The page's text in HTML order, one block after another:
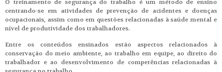
O treinamento de segurança do trabalho é um método de ensino
centrando-se em atividades de prevenção de acidentes e doenças
ocupacionais, assim como em questões relacionadas à saúde mental e
nível de produtividade dos trabalhadores.
Entre os conteúdos ensinados estão aspectos relacionados à
conservação do meio ambiente, ao trabalho em equipe, ao direito do
trabalhador e ao desenvolvimento de competências relacionadas à